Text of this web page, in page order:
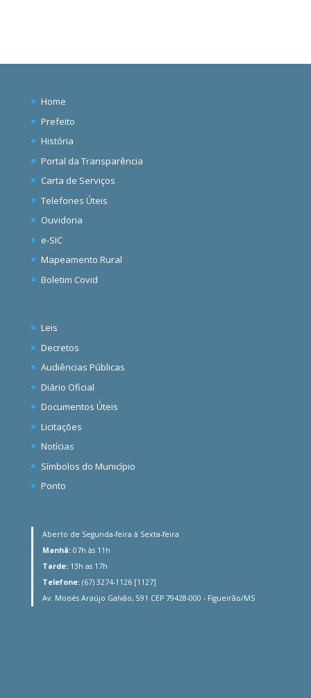
Home
Prefeito
História
Portal da Transparência
Carta de Serviços
Telefones Úteis
Ouvidoria
e-SIC
Mapeamento Rural
Boletim Covid
Leis
Decretos
Audiências Públicas
Diário Oficial
Documentos Úteis
Licitações
Notícias
Símbolos do Município
Ponto
Aberto de Segunda-feira à Sexta-feira
Manhã: 07h às 11h
Tarde: 13h as 17h
Telefone: (67) 3274-1126 [1127]
Av. Moisés Araújo Galvão, 591 CEP 79428-000 - Figueirão/MS